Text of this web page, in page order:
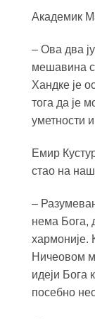
Академик
– Ова два
мешавина
Хандке је
тога да је
уметности
Емир
стао на
–
нема Бога,
хармоније.
Ничеовом
идеји Бога
посебно